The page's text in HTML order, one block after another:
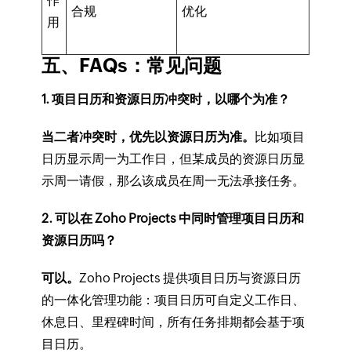
用
合规 优化
五、FAQs：常见问题
1. 项目日历和资源日历冲突时，以哪个为准？
当二者冲突时，优先以资源日历为准。
比如项目
日历显示周一为工作日，但某成员的资源日历显
示周一请假，那么该成员在周一无法承接任务。
2. 可以在 Zoho Projects 中同时管理项目日历和
资源日历吗？
可以。 Zoho Projects 提供项目日历与资源日历
的一体化管理功能：项目日历可自定义工作日、
休息日、里程碑时间，所有任务排期都会基于项
目日历。